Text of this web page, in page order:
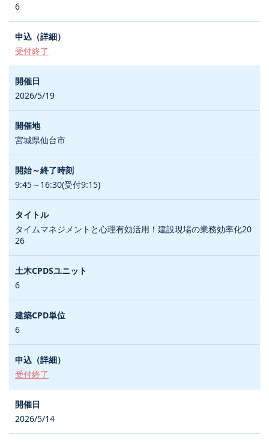
6
受付終了
2026/5/19
宮城県仙台市
9:45～16:30(受付9:15)
タイムマネジメントと心理有効活用！建設現場の業務効率化20
26
6
6
受付終了
2026/5/14